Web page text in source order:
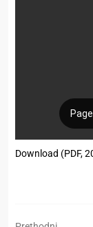
Download (PDF,